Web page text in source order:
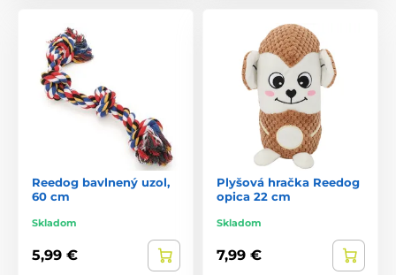
Reedog bavlnený uzol,
60 cm
Skladom
5,99 €
Plyšová hračka Reedog
opica 22 cm
Skladom
7,99 €